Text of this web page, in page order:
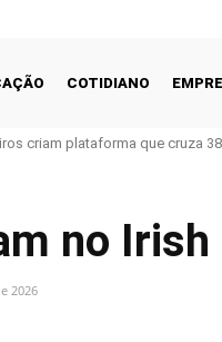
COTIDIANO
criam plataforma que cruza
no
2026